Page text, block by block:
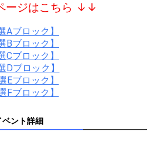
Close
ージはこちら ↓↓
Aブロック】
Bブロック】
Cブロック】
Dブロック】
Eブロック】
Fブロック】
ベント詳細